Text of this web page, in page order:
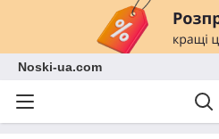
Noski-ua.com